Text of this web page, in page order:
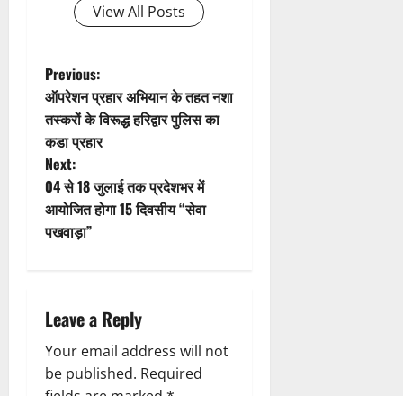
t
i
o
n
View All Posts
P
o
s
t
n
v
i
g
Previous:
ऑपरेशन प्रहार अभियान के तहत नशा
तस्करों के विरूद्ध हरिद्वार पुलिस का
कडा प्रहार
Next:
04 से 18 जुलाई तक प्रदेशभर में
आयोजित होगा 15 दिवसीय “सेवा
पखवाड़ा”
Leave a Reply
Your email address will not
be published. Required